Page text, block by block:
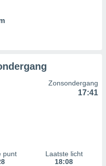
Zonsondergang
17:41
punt
Laatste licht
18:08